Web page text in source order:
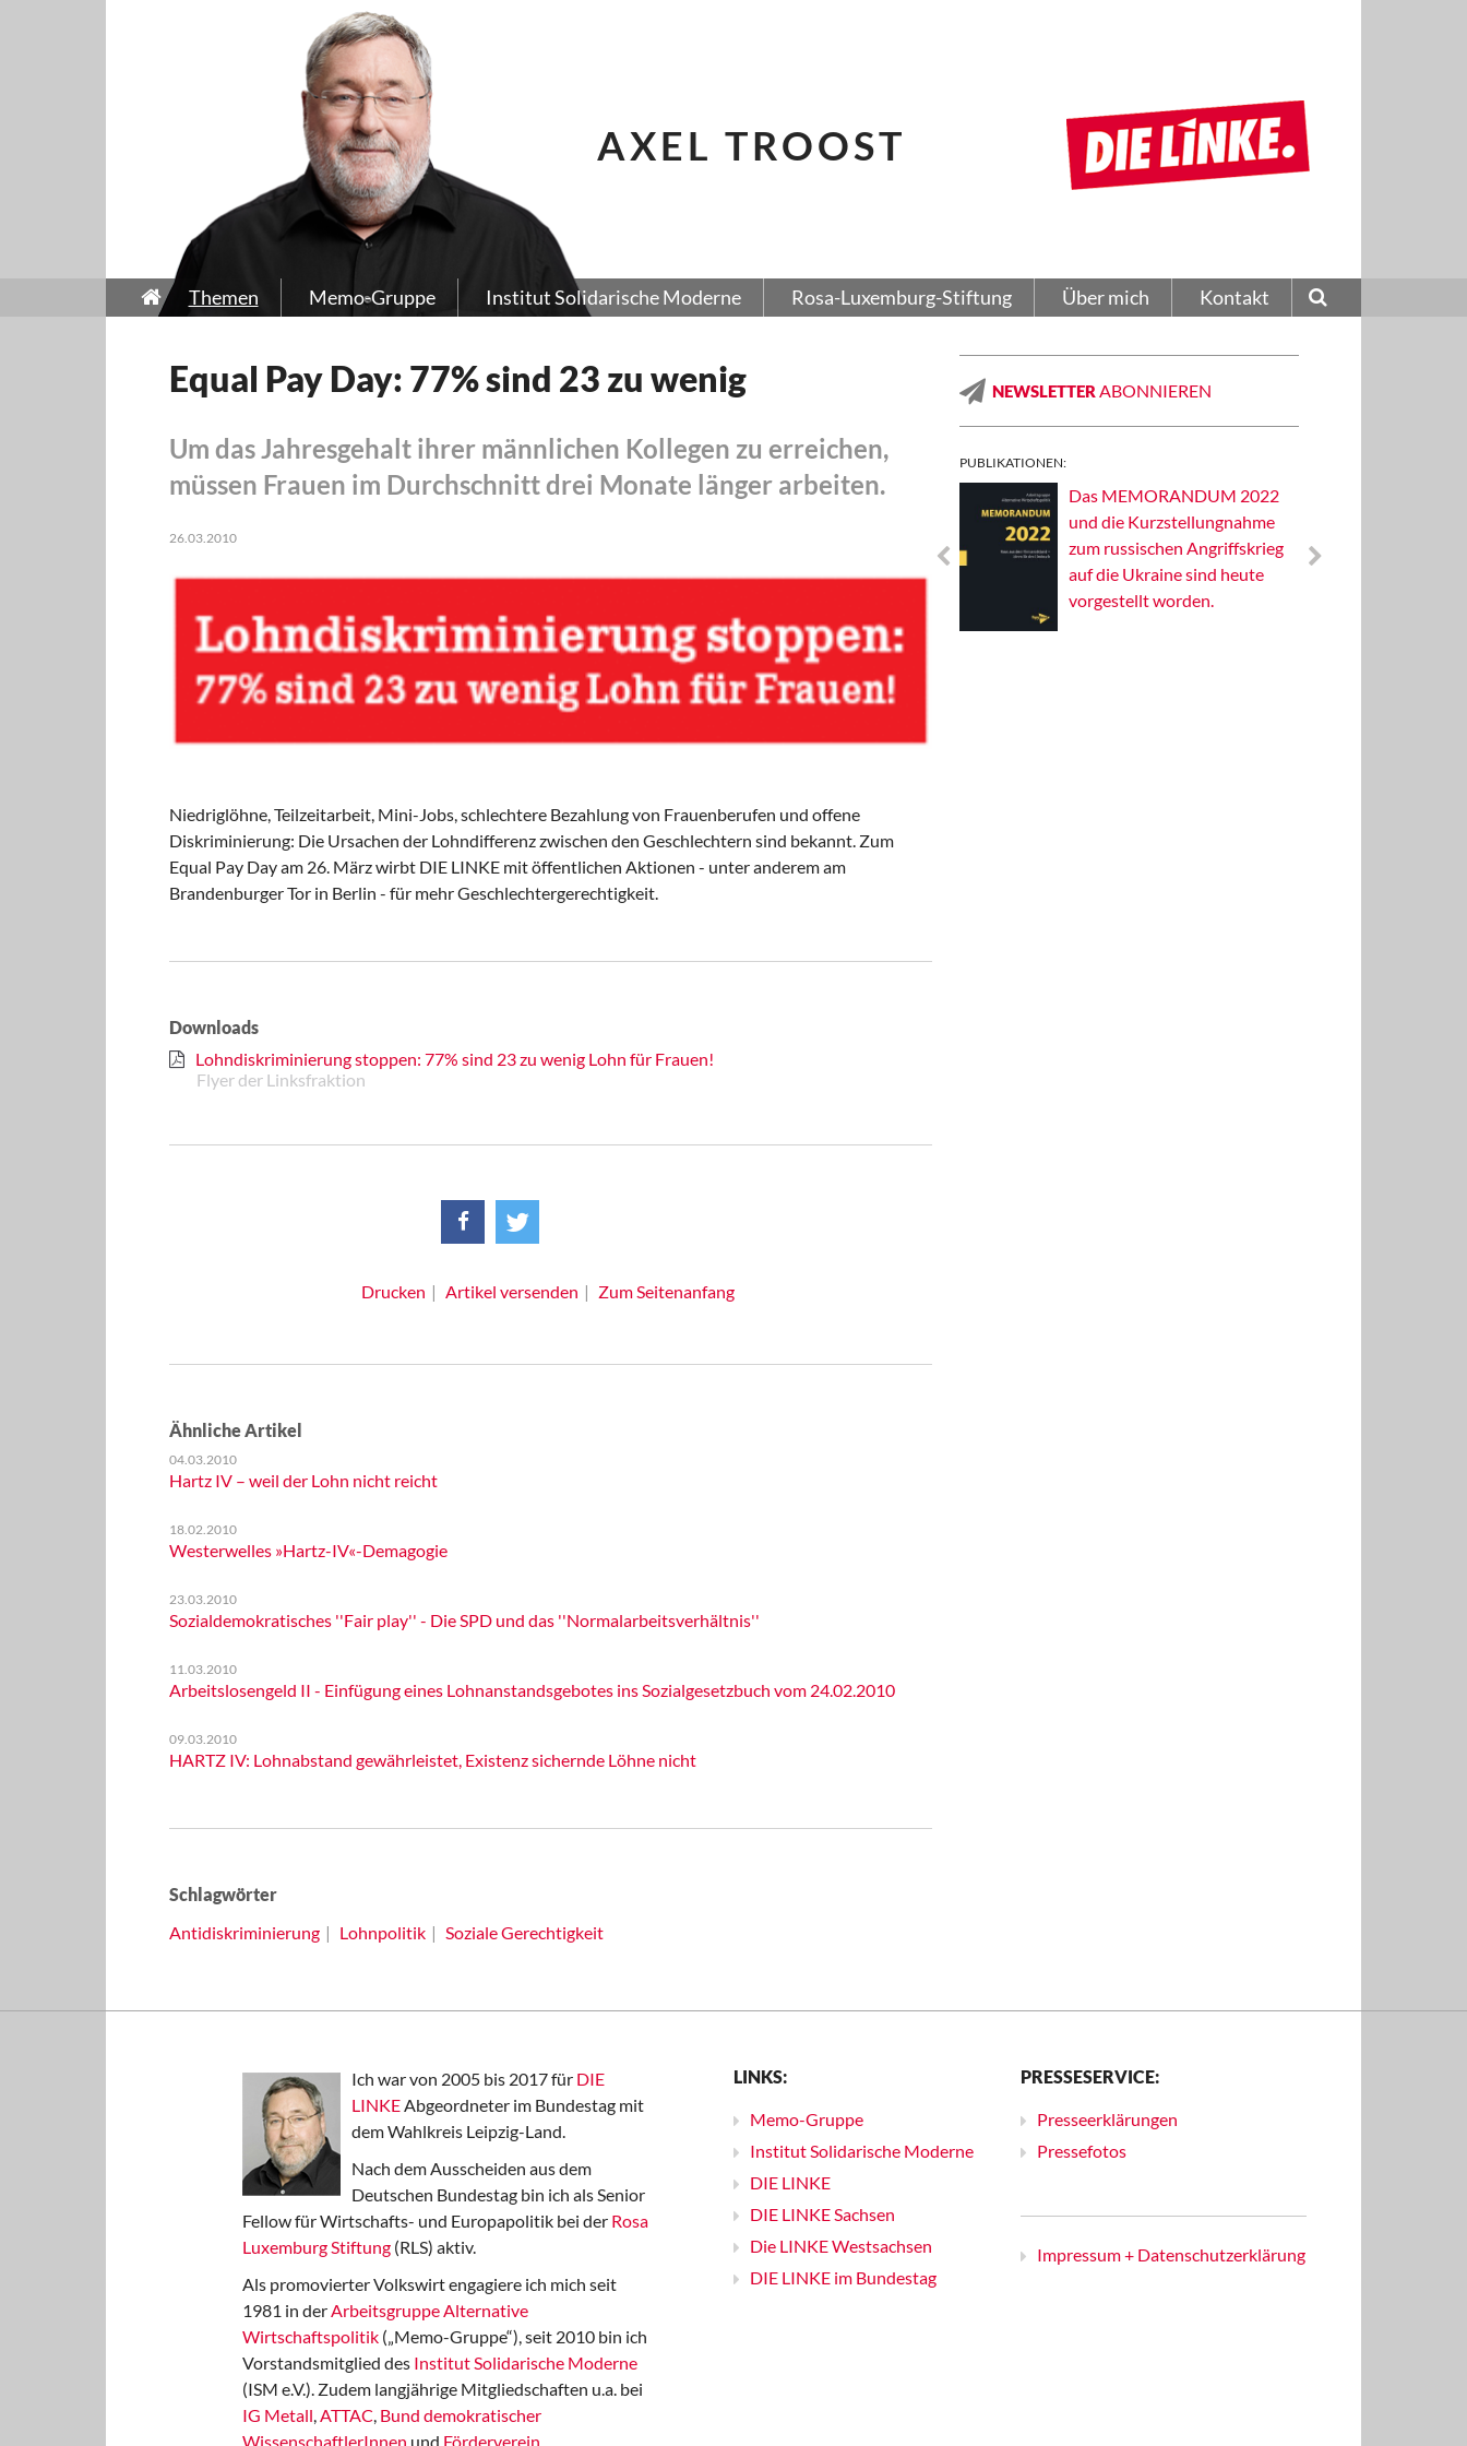
AXEL TROOST
Themen Memo-Gruppe Institut Solidarische Moderne Rosa-Luxemburg-Stiftung Über mich Kontakt
Equal Pay Day: 77% sind 23 zu wenig
Um das Jahresgehalt ihrer männlichen Kollegen zu erreichen,
müssen Frauen im Durchschnitt drei Monate länger arbeiten.
26.03.2010
Niedriglöhne, Teilzeitarbeit, Mini-Jobs, schlechtere Bezahlung von Frauenberufen und offene
Diskriminierung: Die Ursachen der Lohndifferenz zwischen den Geschlechtern sind bekannt. Zum
Equal Pay Day am 26. März wirbt DIE LINKE mit öffentlichen Aktionen - unter anderem am
Brandenburger Tor in Berlin - für mehr Geschlechtergerechtigkeit.
Downloads
Lohndiskriminierung stoppen: 77% sind 23 zu wenig Lohn für Frauen!
Flyer der Linksfraktion
Drucken Artikel versenden Zum Seitenanfang
Ähnliche Artikel
04.03.2010
Hartz IV – weil der Lohn nicht reicht
18.02.2010
Westerwelles »Hartz-IV«-Demagogie
23.03.2010
Sozialdemokratisches ''Fair play'' - Die SPD und das ''Normalarbeitsverhältnis''
11.03.2010
Arbeitslosengeld II - Einfügung eines Lohnanstandsgebotes ins Sozialgesetzbuch vom 24.02.2010
09.03.2010
HARTZ IV: Lohnabstand gewährleistet, Existenz sichernde Löhne nicht
Schlagwörter
Antidiskriminierung
Lohnpolitik Soziale Gerechtigkeit
NEWSLETTER ABONNIEREN
PUBLIKATIONEN:
Solidarisches EUropa -
Das MEMORANDUM 2022
und die Kurzstellungnahme
zum russischen Angriffskrieg
auf die Ukraine sind heute
vorgestellt worden.
Ich war von 2005 bis 2017 für DIE
LINKEAbgeordneter im Bundestag mit
dem Wahlkreis Leipzig-Land.
Nach dem Ausscheiden aus dem
Deutschen Bundestag bin ich als Senior
Fellow für Wirtschafts- und Europapolitik bei der Rosa
Luxemburg Stiftung (RLS) aktiv.
Als promovierter Volkswirt engagiere ich mich seit
1981 in derArbeitsgruppe Alternative
Wirtschaftspolitik („Memo-Gruppe“), seit 2010 bin ich
Vorstandsmitglied des Institut Solidarische Moderne
(ISM e.V.). Zudem langjährige Mitgliedschaften u.a. bei
IG Metall,ATTAC, Bund demokratischer
WissenschaftlerInnen und Förderverein
LINKS:
Memo-Gruppe
Institut Solidarische Moderne
DIE LINKE
DIE LINKE Sachsen
Die LINKE Westsachsen
DIE LINKE im Bundestag
PRESSESERVICE:
Presseerklärungen
Pressefotos
Impressum + Datenschutzerklärung